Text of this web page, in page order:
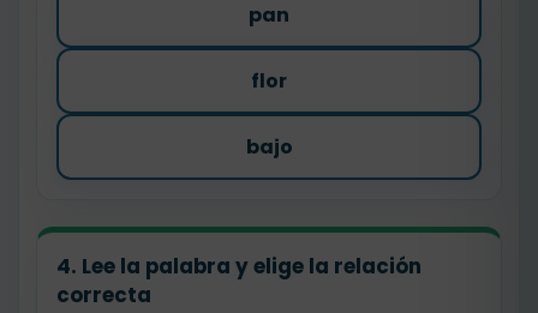
pan
flor
bajo
4. Lee la palabra y elige la relación
correcta